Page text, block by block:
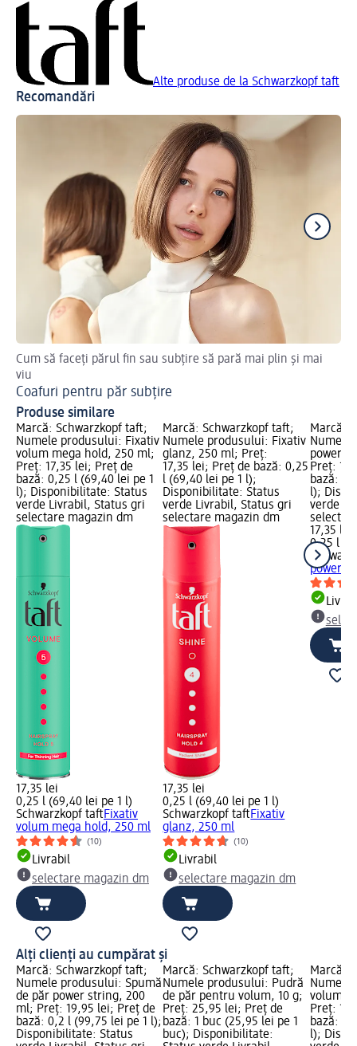
Alte produse de la Schwarzkopf taft
Recomandări
Cum să faceți părul fin sau subțire să pară mai plin și mai
viu
Coafuri pentru păr subțire
Produse similare
Marcă: Schwarzkopf taft;
Numele produsului: Fixativ
volum mega hold, 250 ml;
Preț: 17,35 lei; Preț de
bază: 0,25 l (69,40 lei pe 1
l); Disponibilitate: Status
verde Livrabil, Status gri
selectare magazin dm
17,35 lei
0,25 l (69,40 lei pe 1 l)
Schwarzkopf taftFixativ
volum mega hold, 250 ml
(10)
Livrabil
selectare magazin dm
Marcă: Schwarzkopf taft;
Numele produsului: Fixativ
glanz, 250 ml; Preț:
17,35 lei; Preț de bază: 0,25
l (69,40 lei pe 1 l);
Disponibilitate: Status
verde Livrabil, Status gri
selectare magazin dm
17,35 lei
0,25 l (69,40 lei pe 1 l)
Schwarzkopf taftFixativ
glanz, 250 ml
(10)
Livrabil
selectare magazin dm
Marcă:
Numele
power
Preț:
bază:
l);
verde
17,35 lei
0,25 l
power
Alți clienți au cumpărat și
Marcă: Schwarzkopf taft;
Numele produsului: Spumă
de păr power string, 200
ml; Preț: 19,95 lei; Preț de
bază: 0,2 l (99,75 lei pe 1 l);
Disponibilitate: Status
Marcă: Schwarzkopf taft;
Numele produsului: Pudră
de păr pentru volum, 10 g;
Preț: 25,95 lei; Preț de
bază: 1 buc (25,95 lei pe 1
buc); Disponibilitate:
Marcă:
Numele
volum
Preț:
bază:
l);